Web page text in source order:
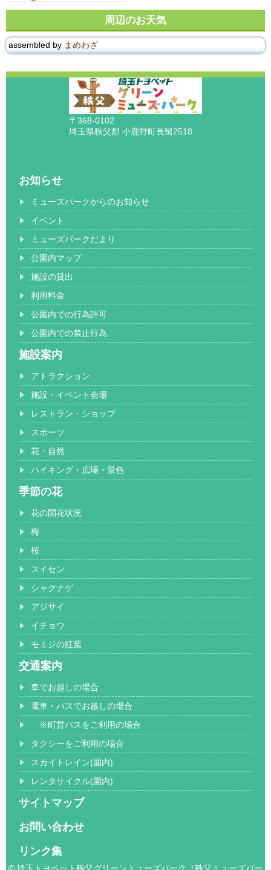
周辺のお天気
assembled by まめわざ
〒368-0102
埼玉県秩父郡 小鹿野町長留2518
お知らせ
ミューズパークからのお知らせ
イベント
ミューズパークだより
公園内マップ
施設の貸出
利用料金
公園内での行為許可
公園内での禁止行為
施設案内
アトラクション
施設・イベント会場
レストラン・ショップ
スポーツ
花・自然
ハイキング・広場・景色
季節の花
花の開花状況
梅
桜
スイセン
シャクナゲ
アジサイ
イチョウ
モミジの紅葉
交通案内
車でお越しの場合
電車・バスでお越しの場合
※町営バスをご利用の場合
タクシーをご利用の場合
スカイトレイン(園内)
レンタサイクル(園内)
サイトマップ
お問い合わせ
リンク集
© 埼玉トヨペット秩父グリーンミューズパーク（秩父ミューズパー